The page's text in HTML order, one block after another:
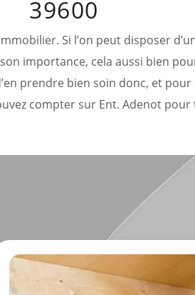
39600
Si l’on peut disposer
importance, cela aussi bien
prendre bien soin donc, et pour
compter sur Ent. Adenot